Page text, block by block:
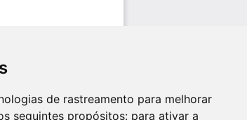
de rastreamento para melhorar
seguintes propósitos: para ativar a